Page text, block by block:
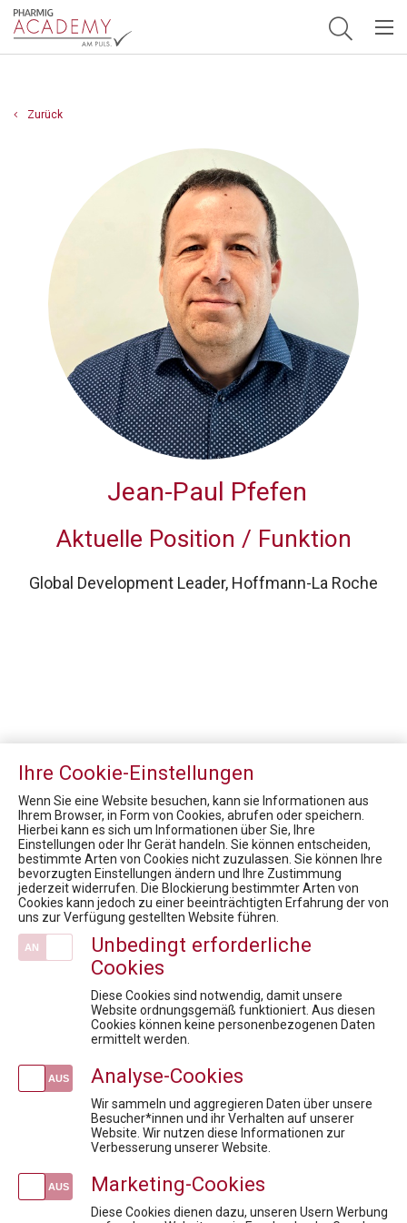
Hauptnavigation
Zurück
Jean-Paul Pfefen
Aktuelle Position / Funktion
Global Development Leader, Hoffmann-La Roche
Pharmig Academy
Fördermöglichkeiten für Privatpersonen
Inhouse Training
Mission / Vision
Newsroom
News
PHARMIG Rare Diseases COVID-19 Umfrage / 9. Rare Diseases Dialog
Market Access for you - Insider Know-how & Best Practice Modul 2
Veranstaltungen
GDP & Logistik: Sichere Lagerung und Distribution in der pharmazeutischen Supply Chain
Ihre Cookie-Einstellungen
Wenn Sie eine Website besuchen, kann sie Informationen aus
Ihrem Browser, in Form von Cookies, abrufen oder speichern.
Hierbei kann es sich um Informationen über Sie, Ihre
Einstellungen oder Ihr Gerät handeln. Sie können entscheiden,
bestimmte Arten von Cookies nicht zuzulassen. Sie können Ihre
bevorzugten Einstellungen ändern und Ihre Zustimmung
jederzeit widerrufen. Die Blockierung bestimmter Arten von
Cookies kann jedoch zu einer beeinträchtigten Erfahrung der von
uns zur Verfügung gestellten Website führen.
Unbedingt erforderliche
Cookies
Diese Cookies sind notwendig, damit unsere
Website ordnungsgemäß funktioniert. Aus diesen
Cookies können keine personenbezogenen Daten
ermittelt werden.
Analyse-Cookies
Wir sammeln und aggregieren Daten über unsere
Besucher*innen und ihr Verhalten auf unserer
Website. Wir nutzen diese Informationen zur
Verbesserung unserer Website.
Marketing-Cookies
Diese Cookies dienen dazu, unseren Usern Werbung